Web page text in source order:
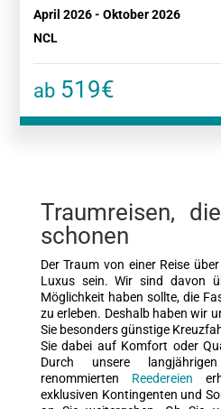
April 2026 - Oktober 2026
NCL
ab 519€
Traumreisen,
schonen
Der Traum von einer Reise
Luxus sein. Wir sind davon
Möglichkeit haben sollte, die
zu erleben. Deshalb haben wir
Sie besonders günstige
Sie dabei auf Komfort oder
Durch unsere
renommierten Reedereien
exklusiven Kontingenten und